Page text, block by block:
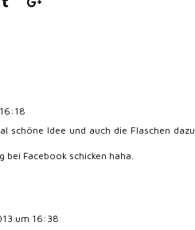
schöne Idee und auch die Flaschen dazu
bei Facebook schicken haha.
um 16:38